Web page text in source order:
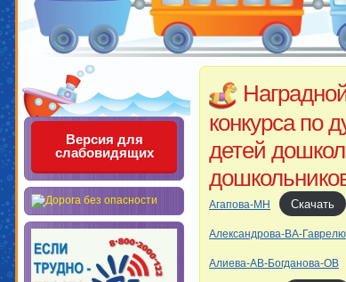
Версия для
слабовидящих
конкурса по
детей
Агапова-МН Скачать
Александрова-ВА-
Алиева-АВ-Богданова-ОВ